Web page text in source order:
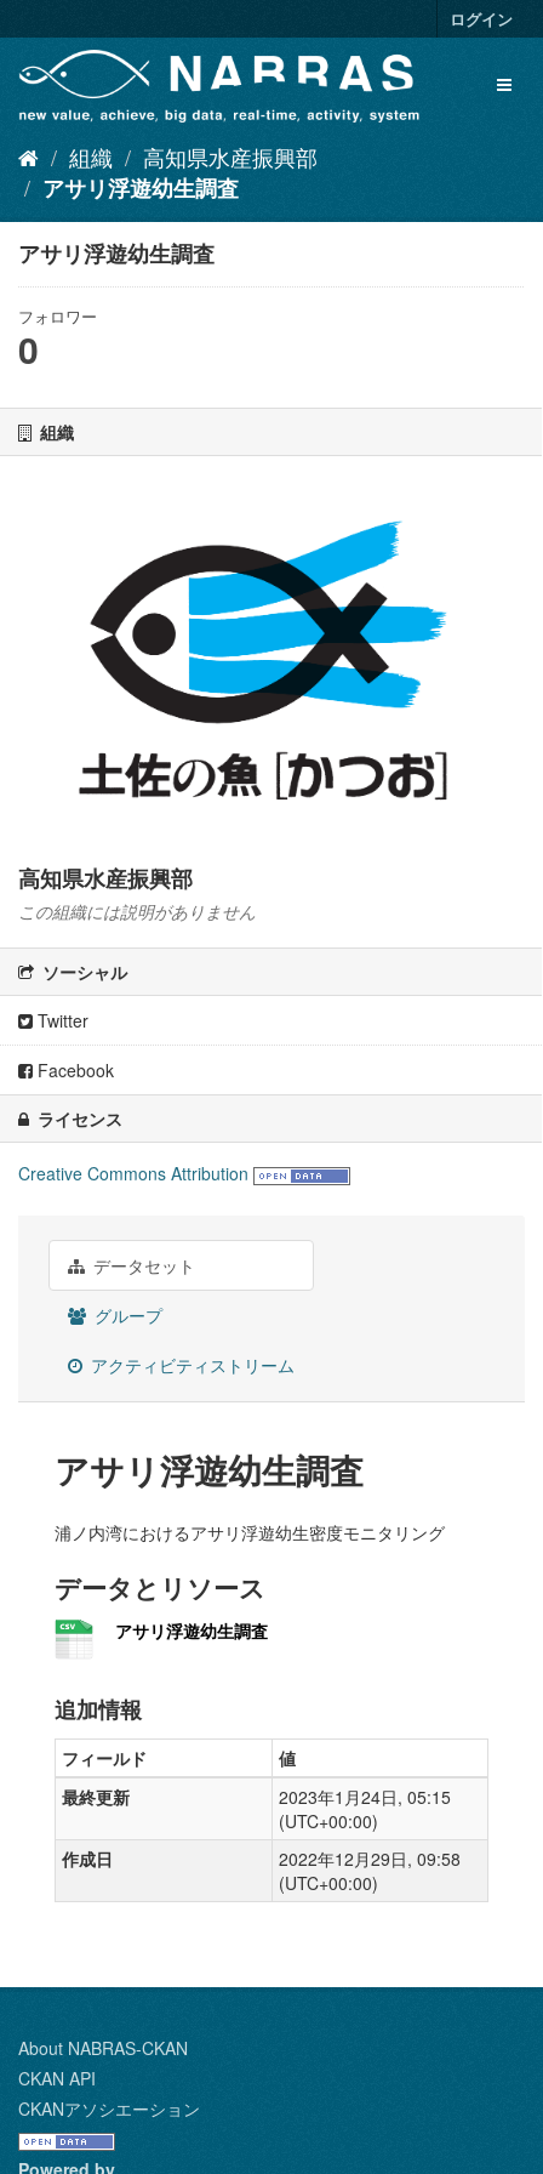
キ
ログイン
組織
高知県水産振興部
アサリ浮遊幼生調査
アサリ浮遊幼生調査
フォロワー
0
組織
高知県水産振興部
この組織には説明がありません
ソーシャル
Twitter
Facebook
ライセンス
Creative Commons Attribution
データセット
グループ
アクティビティストリーム
アサリ浮遊幼生調査
浦ノ内湾におけるアサリ浮遊幼生密度モニタリング
データとリソース
アサリ浮遊幼生調査
追加情報
フィールド
値
最終更新
2023年1月24日, 05:15
(UTC+00:00)
作成日
2022年12月29日, 09:58
(UTC+00:00)
About NABRAS-CKAN
CKAN API
CKANアソシエーション